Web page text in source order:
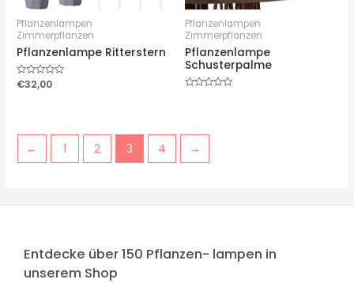
Pflanzenlampen
Zimmerpflanzen
Pflanzenlampe Ritterstern
Bewertet
€32,00
Pflanzenlampen
Zimmerpflanzen
Pflanzenlampe
Schusterpalme
← 1 2 3 4 →
Entdecke über 150 Pflanzen- lampen in
unserem Shop